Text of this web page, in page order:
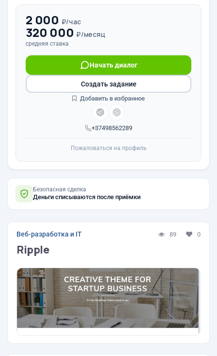
2 000 ₽/час
320 000 ₽/месяц
средняя ставка
+37498562289
Начать диалог
Создать задание
Добавить в избранное
Пожаловаться на профиль
Безопасная сделка
Деньги списываются после приёмки
Веб-разработка и IT 89 0
Ripple